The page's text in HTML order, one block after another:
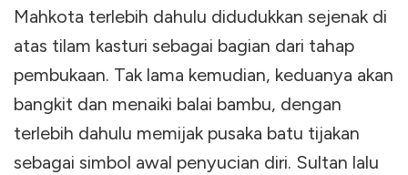
Mahkota terlebih dahulu didudukkan sejenak di
atas tilam kasturi sebagai bagian dari tahap
pembukaan. Tak lama kemudian, keduanya akan
bangkit dan menaiki balai bambu, dengan
terlebih dahulu memijak pusaka batu tijakan
sebagai simbol awal penyucian diri. Sultan lalu